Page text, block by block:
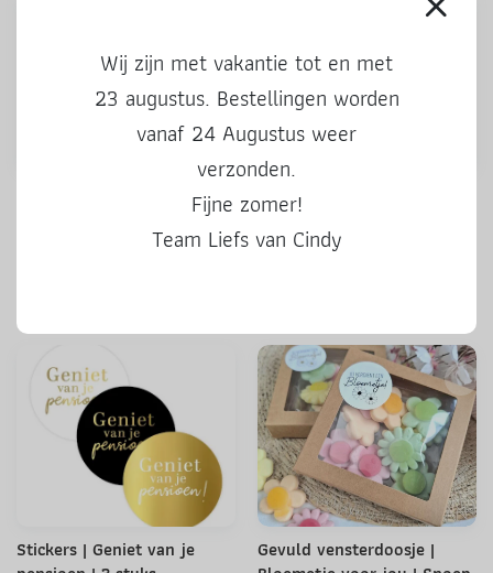
Stickers | Kado voor jou |
Stickers | 50 Hoera | 3 stuks
Stickers | Geniet van je
Gevuld vensterdoosje |
Wij zijn met vakantie tot en met
23 augustus. Bestellingen worden
vanaf 24 Augustus weer
verzonden.
Fijne zomer!
Team Liefs van Cindy